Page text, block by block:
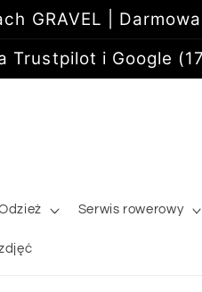
GRAVEL |
Trustpilot i Google
Serwis rowerowy